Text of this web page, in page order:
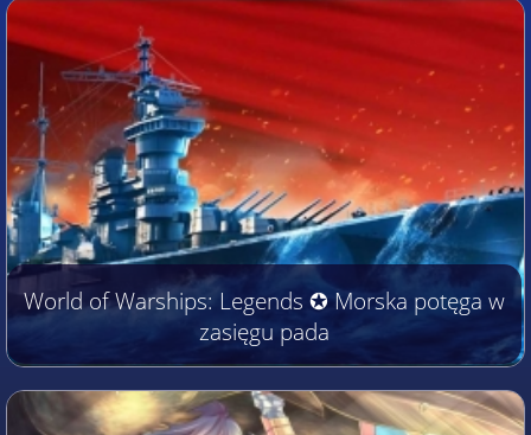
World of Warships: Legends ✪ Morska potęga w
zasięgu pada